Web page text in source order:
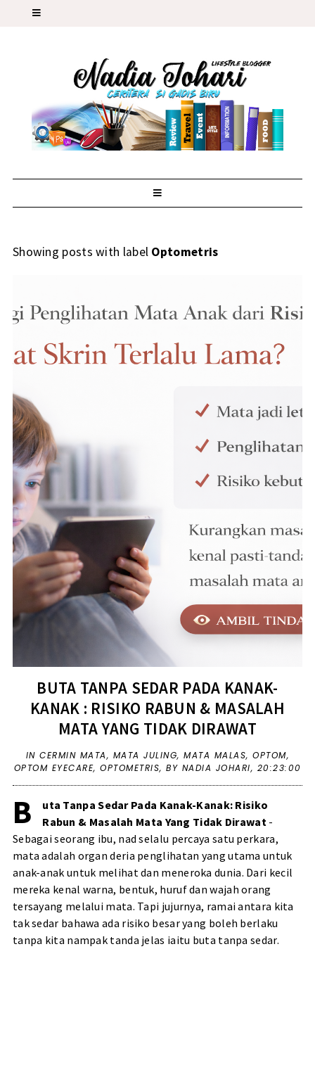
Showing posts with label Optometris
BUTA TANPA SEDAR PADA KANAK-
KANAK : RISIKO RABUN & MASALAH
MATA YANG TIDAK DIRAWAT
INCERMIN MATA, MATA JULING,MATA MALAS,OPTOM,
OPTOM EYECARE, OPTOMETRIS, BY NADIA JOHARI, 20:23:00
B
uta Tanpa Sedar Pada Kanak-Kanak: Risiko
Rabun & Masalah Mata Yang Tidak Dirawat -
Sebagai seorang ibu, nad selalu percaya satu perkara,
mata adalah organ deria penglihatan yang utama untuk
anak-anak untuk melihat dan meneroka dunia. Dari kecil
mereka kenal warna, bentuk, huruf dan wajah orang
tersayang melalui mata. Tapi jujurnya, ramai antara kita
tak sedar bahawa ada risiko besar yang boleh berlaku
tanpa kita nampak tanda jelas iaitu buta tanpa sedar.